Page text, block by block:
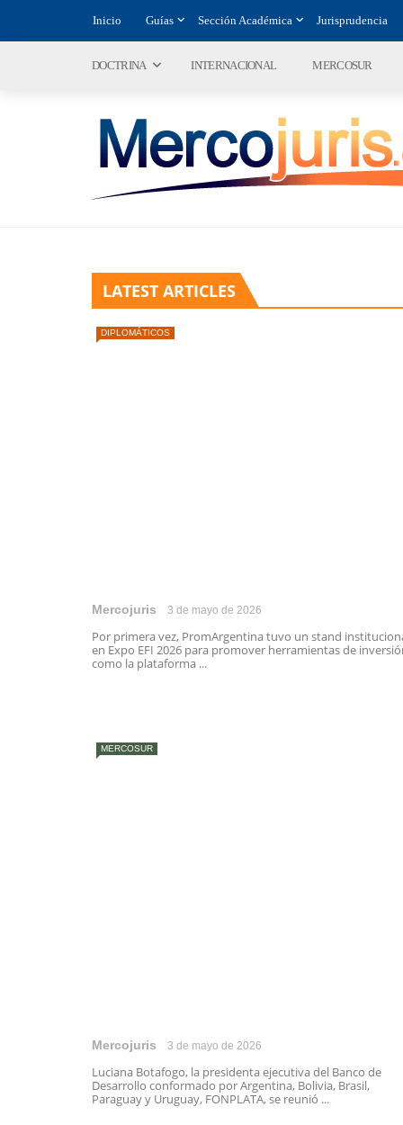
Inicio Guías Sección Académica Jurisprudencia
DOCTRINA INTERNACIONAL MERCOSUR
LATEST ARTICLES
DIPLOMÁTICOS
Mercojuris 3 de mayo de 2026
Por primera vez, PromArgentina tuvo un stand
en Expo EFI 2026 para promover herramientas de
como la plataforma ...
MERCOSUR
Mercojuris 3 de mayo de 2026
Luciana Botafogo, la presidenta ejecutiva del Banco de
Desarrollo conformado por Argentina, Bolivia, Brasil,
Paraguay y Uruguay, FONPLATA, se reunió ...